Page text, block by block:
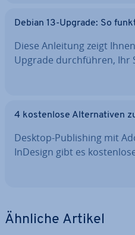
Debian 13-Upgrade: So
Diese Anleitung zeigt
Upgrade durch­füh­ren, Ihr
4 kos­ten­lo­se Al­ter­na­ti­ven
Desktop-Pu­bli­shing mit
InDesign gibt es
Ähnliche Artikel